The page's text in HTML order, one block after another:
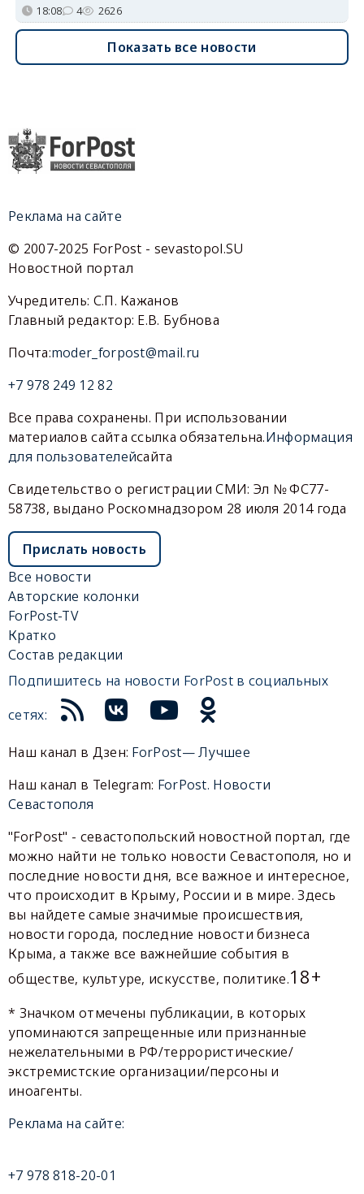
18:08 4 2626
Показать все новости
Реклама на сайте
© 2007-2025 ForPost - sevastopol.SU
Новостной портал
Учредитель: С.П. Кажанов
Главный редактор: Е.В. Бубнова
Почта:moder_forpost@mail.ru
+7 978 249 12 82
Все права сохранены. При использовании
материалов сайта ссылка обязательна.Информация
для пользователейсайта
Свидетельство о регистрации СМИ: Эл № ФС77-
58738, выдано Роскомнадзором 28 июля 2014 года
Прислать новость
Все новости
Авторские колонки
ForPost-TV
Кратко
Состав редакции
Подпишитесь на новости ForPost в социальных
сетях:
Наш канал в Дзен: ForPost— Лучшее
Наш канал в Telegram: ForPost. Новости
Севастополя
"ForPost" - севастопольский новостной портал, где
можно найти не только новости Севастополя, но и
последние новости дня, все важное и интересное,
что происходит в Крыму, России и в мире. Здесь
вы найдете самые значимые происшествия,
новости города, последние новости бизнеса
Крыма, а также все важнейшие события в
обществе, культуре, искусстве, политике.18+
* Значком отмечены публикации, в которых
упоминаются запрещенные или признанные
нежелательными в РФ/террористические/
экстремистские организации/персоны и
иноагенты.
Реклама на сайте:
+7 978 818-20-01